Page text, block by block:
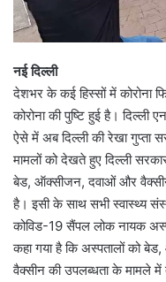
नई दिल्ली
देशभर के कई हिस्सों में कोरोना
कोरोना की पुष्टि हुई है।
ऐसे में अब दिल्ली की रेखा गुप्ता
मामलों को देखते हुए दिल्ली
बेड, ऑक्सीजन, दवाओं और
है। इसी के साथ सभी स्वास्थ्य
कोविड-19 सैंपल लोक नायक
कहा गया है कि अस्पतालों को
वैक्सीन की उपलब्धता के मामले में